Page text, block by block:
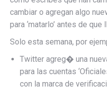
cambiar o agregan algo
para ‘matarlo’ antes de que
Solo esta semana, por
Twitter agreg� una
para las cuentas
con la marca de